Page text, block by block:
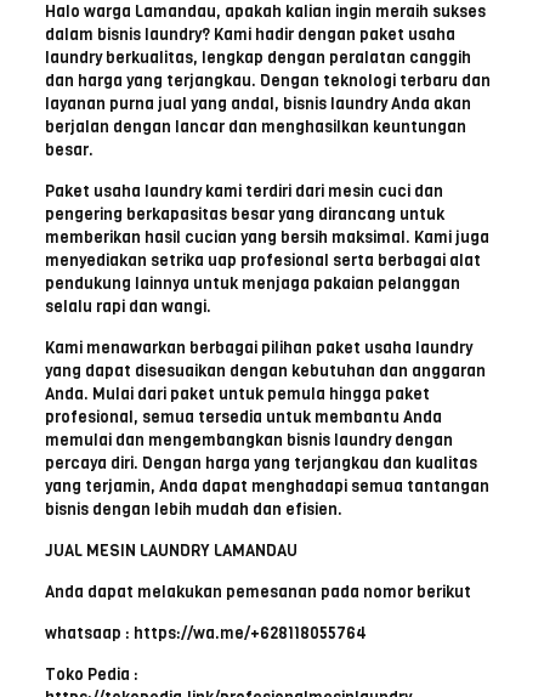
Halo warga Lamandau, apakah kalian ingin meraih sukses
dalam bisnis laundry? Kami hadir dengan paket usaha
laundry berkualitas, lengkap dengan peralatan canggih
dan harga yang terjangkau. Dengan teknologi terbaru dan
layanan purna jual yang andal, bisnis laundry Anda akan
berjalan dengan lancar dan menghasilkan keuntungan
besar.
Paket usaha laundry kami terdiri dari mesin cuci dan
pengering berkapasitas besar yang dirancang untuk
memberikan hasil cucian yang bersih maksimal. Kami juga
menyediakan setrika uap profesional serta berbagai alat
pendukung lainnya untuk menjaga pakaian pelanggan
selalu rapi dan wangi.
Kami menawarkan berbagai pilihan paket usaha laundry
yang dapat disesuaikan dengan kebutuhan dan anggaran
Anda. Mulai dari paket untuk pemula hingga paket
profesional, semua tersedia untuk membantu Anda
memulai dan mengembangkan bisnis laundry dengan
percaya diri. Dengan harga yang terjangkau dan kualitas
yang terjamin, Anda dapat menghadapi semua tantangan
bisnis dengan lebih mudah dan efisien.
JUAL MESIN LAUNDRY LAMANDAU
Anda dapat melakukan pemesanan pada nomor berikut
whatsaap : https://wa.me/+628118055764
Toko Pedia :